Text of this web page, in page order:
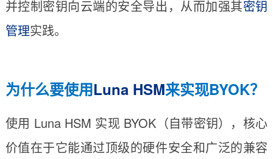
并控制密钥向云端的安全导出，从而加强其密钥
管理实践。
为什么要使用Luna HSM来实现BYOK？
使用 Luna HSM 实现 BYOK（自带密钥），核心
价值在于它能通过顶级的硬件安全和广泛的兼容